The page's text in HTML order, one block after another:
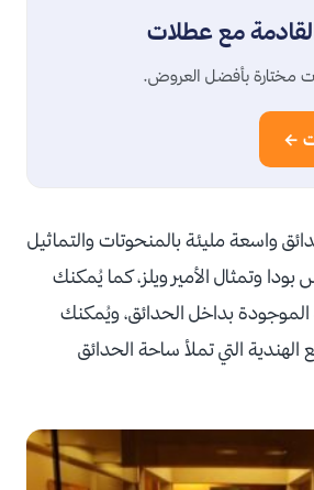
مع عطلات
مختارة بأفضل العروض.
←
واسعة مليئة بالمنحوتات والتماثيل
بودا وتمثال الأمير ويلز، كما يُمكنك
بداخل الحدائق، ويُمكنك
التي تملأ ساحة الحدائق